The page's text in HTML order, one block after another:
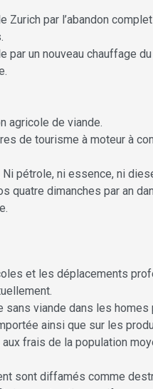
Zurich par l’abandon
par un nouveau chauffage
agricole de viande.
de tourisme à moteur à
pétrole, ni essence, ni
quatre dimanches par an
et les déplacements
sans viande dans les
ainsi que sur les
frais de la population
sont diffamés comme